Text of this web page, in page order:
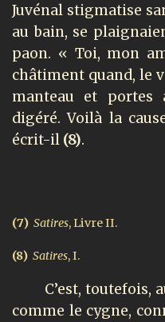
Juvénal stigmatise
au bain, se
paon. « Toi, mon
châtiment quand, le
manteau et portes
digéré. Voilà la
écrit-il (8).
(7) Satires, Livre II.
(8) Satires, I.
C’est, toutefois,
comme le cygne,